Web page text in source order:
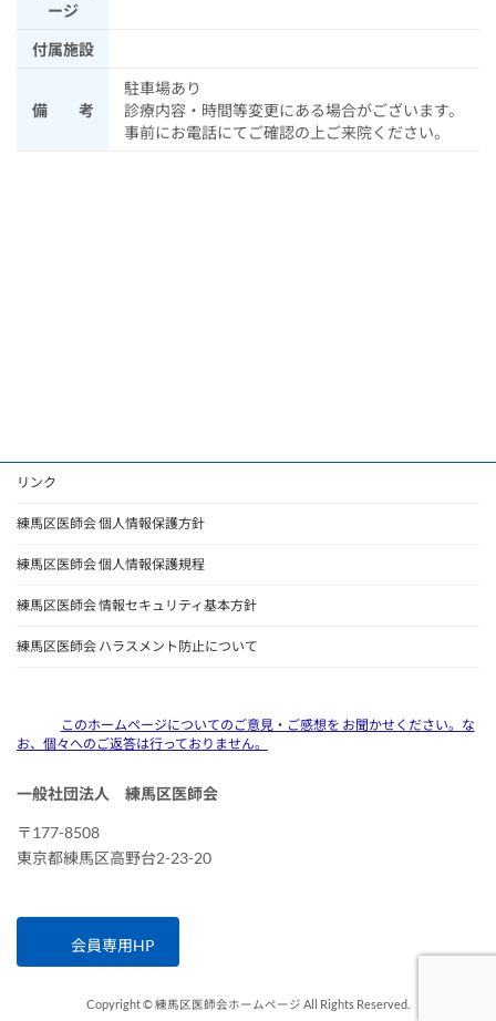
ージ
付属施設
備 考
駐車場あり
診療内容・時間等変更にある場合がございます。
事前にお電話にてご確認の上ご来院ください。
リンク
練馬区医師会 個人情報保護方針
練馬区医師会 個人情報保護規程
練馬区医師会 情報セキュリティ基本方針
練馬区医師会 ハラスメント防止について
このホームページについてのご意見・ご感想を お聞かせください。な
お、個々へのご返答は行っておりません。
一般社団法人 練馬区医師会
〒177-8508
東京都練馬区高野台2-23-20
会員専用HP
Copyright © 練馬区医師会ホームページ All Rights Reserved.